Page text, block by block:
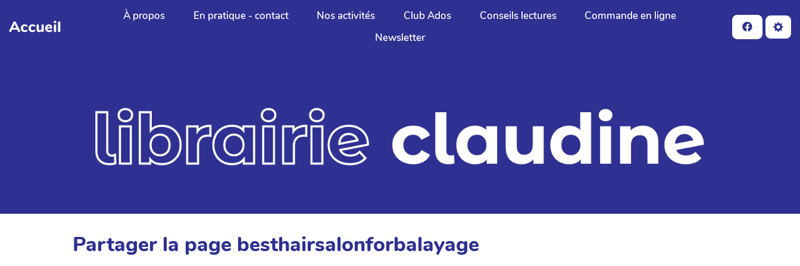
Aller au contenu principal
Accueil
À propos En pratique - contact Nos activités Club Ados Conseils lectures
Commande en ligne
Newsletter
Partager la page besthairsalonforbalayage